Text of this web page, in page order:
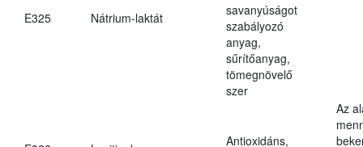
E325 Nátrium-laktát
savanyúságot
szabályozó
anyag,
sűrítőanyag,
tömegnövelő
szer
Antioxidáns,
Az